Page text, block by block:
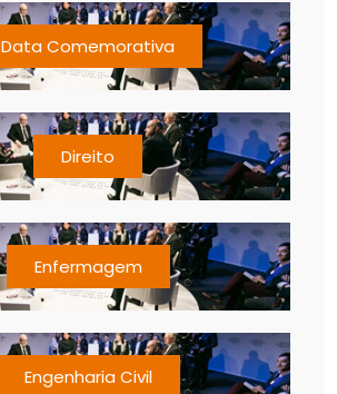
Data Comemorativa
Direito
Enfermagem
Engenharia Civil